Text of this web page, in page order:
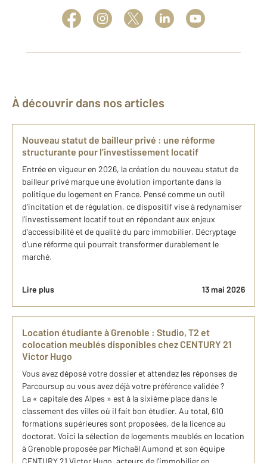
À découvrir dans nos articles
Nouveau statut de bailleur privé : une réforme
structurante pour l’investissement locatif
Entrée en vigueur en 2026, la création du nouveau statut de
bailleur privé marque une évolution importante dans la
politique du logement en France. Pensé comme un outil
d’incitation et de régulation, ce dispositif vise à redynamiser
l’investissement locatif tout en répondant aux enjeux
d’accessibilité et de qualité du parc immobilier. Décryptage
d’une réforme qui pourrait transformer durablement le
marché.
Lire plus 13 mai 2026
Location étudiante à Grenoble : Studio, T2 et
colocation meublés disponibles chez CENTURY 21
Victor Hugo
Vous avez déposé votre dossier et attendez les réponses de
Parcoursup ou vous avez déjà votre préférence validée ?
La « capitale des Alpes » est à la sixième place dans le
classement des villes où il fait bon étudier. Au total, 610
formations supérieures sont proposées, de la licence au
doctorat. Voici la sélection de logements meublés en location
à Grenoble proposée par Michaël Aumond et son équipe
CENTURY 21 Victor Hugo, acteurs de l'immobilier en